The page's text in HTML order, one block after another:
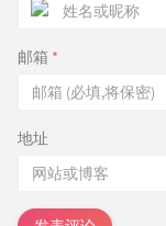
邮箱 *
地址